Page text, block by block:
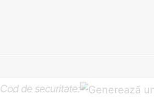
Cod de securitate: